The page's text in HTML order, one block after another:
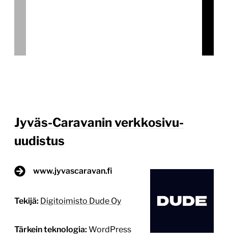
Tärkein teknologia: WordPress
Projektin budjetti:
Projektin tyyppi:Yrityksen sivusto kuluttajille
000 myytyä ajoneuvoa, Keski-Suomen